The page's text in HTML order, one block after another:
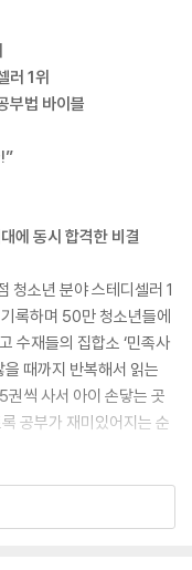
러 1위
법 바이블
에 동시 합격한 비결
청소년 분야 스테디셀러 1
기록하며 50만 청소년들에
수재들의 집합소 ‘민족사
을 때까지 반복해서 읽는
권씩 사서 아이 손닿는 곳
공부가 재미있어지는 순
그토록 열광적인 인기를
비결은 무엇일까? 그 이유